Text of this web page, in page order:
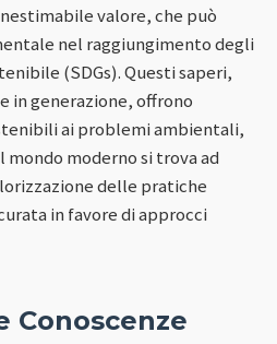
valore, che può
nel raggiungimento degli
(SDGs). Questi saperi,
in generazione, offrono
ai problemi ambientali,
moderno si trova ad
delle pratiche
in favore di approcci
Conoscenze